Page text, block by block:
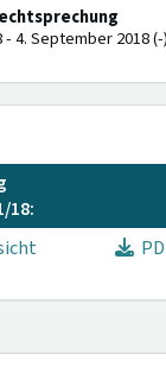
- 4. September 2018
18: